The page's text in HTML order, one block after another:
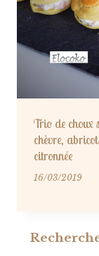
Trio de choux
chèvre,
citronnée
16/03/2019